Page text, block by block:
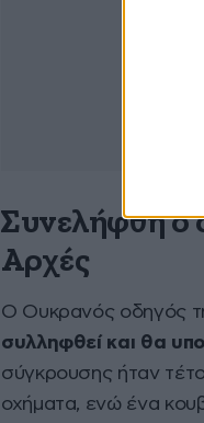
Συνελήφθη ο
Αρχές
Ο Ουκρανός οδηγός
συλληφθεί και θα
σύγκρουσης ήταν
οχήματα, ενώ ένα